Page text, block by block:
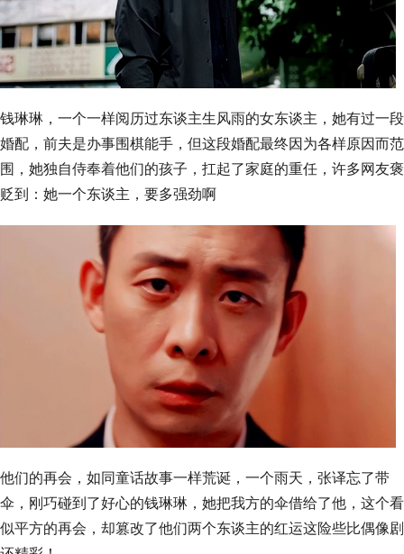
钱琳琳，一个一样阅历过东谈主生风雨的女东谈主，她有过一段
婚配，前夫是办事围棋能手，但这段婚配最终因为各样原因而范
围，她独自侍奉着他们的孩子，扛起了家庭的重任，许多网友褒
贬到：她一个东谈主，要多强劲啊
他们的再会，如同童话故事一样荒诞，一个雨天，张译忘了带
伞，刚巧碰到了好心的钱琳琳，她把我方的伞借给了他，这个看
似平方的再会，却篡改了他们两个东谈主的红运这险些比偶像剧